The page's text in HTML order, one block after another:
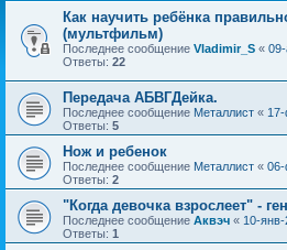
Как научить ребёнка
(мультфильм)
Последнее сообщение Vladimir_S «
Ответы: 22
Передача АБВГДейка.
Последнее сообщение Металлист «
Ответы: 5
Нож и ребенок
Последнее сообщение Металлист «
Ответы: 2
"Когда девочка взрослеет" -
Последнее сообщение Аквэч « 10-
Ответы: 1